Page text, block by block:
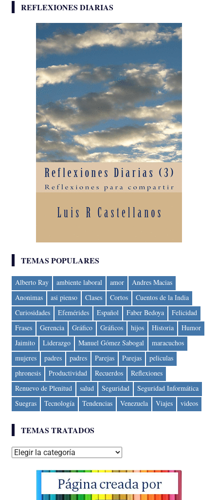
REFLEXIONES DIARIAS
TEMAS POPULARES
Alberto Ray ambiente laboral amor
Andres Macias
Anonimas
asi pienso Clases Cortos
Cuentos de la India
Curiosidades
Efemérides Español Faber Bedoya
Felicidad
Frases
Gerencia Gráfico Gráficos hijos Historia
Humor
Jaimito
Liderazgo Manuel Gómez Sabogal
maracuchos
mujeres
padres padres Parejas Parejas
peliculas
phronesis
Productividad Recuerdos
Reflexiones
Renuevo de Plenitud
salud Seguridad
Seguridad Informática
Suegras
Tecnología Tendencias Venezuela Viajes videos
TEMAS TRATADOS
Temas